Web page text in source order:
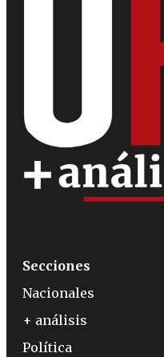
Secciones
Nacionales
+ análisis
Política